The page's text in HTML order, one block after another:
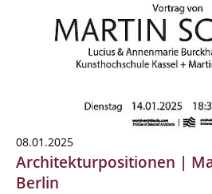
08.01.2025
Architekturpositionen |
Berlin